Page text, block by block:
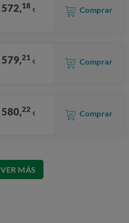
572,18 € Comprar
579,21 € Comprar
580,22 € Comprar
VER MÁS